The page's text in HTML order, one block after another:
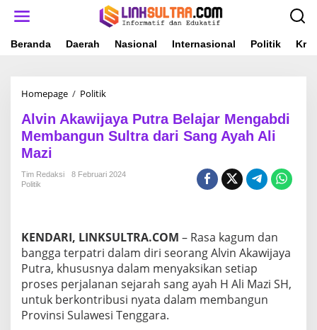
Beranda Daerah Nasional Internasional Politik
Homepage / Politik
v
n
k
a
a
P
u
t
r
a
Alvin Akawijaya Putra Belajar Mengabdi
Membangun Sultra dari Sang Ayah Ali
Mazi
Tim Redaksi
8 Februari 2024
Politik
KENDARI, LINKSULTRA.COM – Rasa kagum dan
bangga terpatri dalam diri seorang Alvin Akawijaya
Putra, khususnya dalam menyaksikan setiap
proses perjalanan sejarah sang ayah H Ali Mazi SH,
untuk berkontribusi nyata dalam membangun
Provinsi Sulawesi Tenggara.